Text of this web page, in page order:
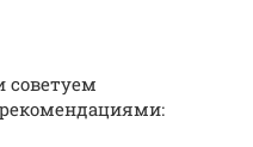
советуем